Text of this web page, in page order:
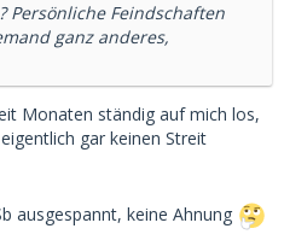
Persönliche Feindschaften
ganz anderes,
Monaten ständig auf mich los,
gar keinen Streit
ausgespannt, keine Ahnung